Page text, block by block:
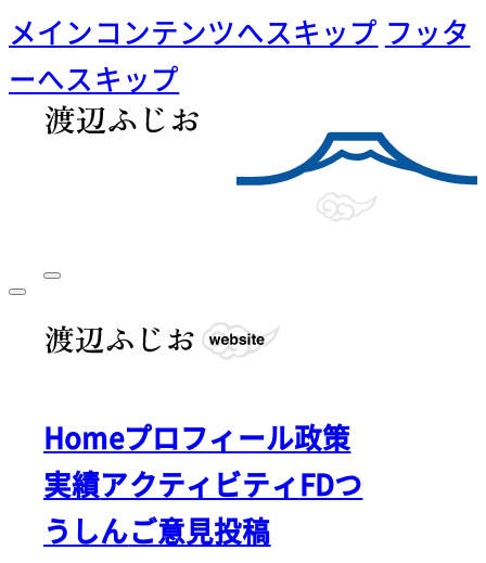
メインコンテンツへスキップ フッタ
ーへスキップ
Homeプロフィール政策
実績アクティビティFDつ
うしんご意見投稿